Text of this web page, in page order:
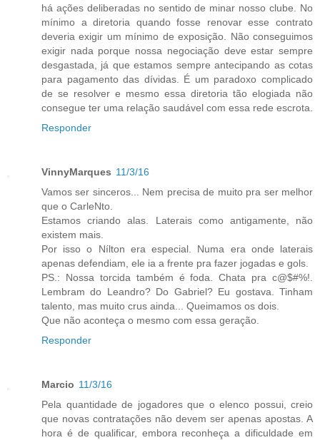
há ações deliberadas no sentido de minar nosso clube. No
mínimo a diretoria quando fosse renovar esse contrato
deveria exigir um mínimo de exposição. Não conseguimos
exigir nada porque nossa negociação deve estar sempre
desgastada, já que estamos sempre antecipando as cotas
para pagamento das dívidas. É um paradoxo complicado
de se resolver e mesmo essa diretoria tão elogiada não
consegue ter uma relação saudável com essa rede escrota.
Responder
VinnyMarques 11/3/16
Vamos ser sinceros... Nem precisa de muito pra ser melhor
que o CarleNto.
Estamos criando alas. Laterais como antigamente, não
existem mais.
Por isso o Nílton era especial. Numa era onde laterais
apenas defendiam, ele ia a frente pra fazer jogadas e gols.
PS.: Nossa torcida também é foda. Chata pra c@$#%!.
Lembram do Leandro? Do Gabriel? Eu gostava. Tinham
talento, mas muito crus ainda... Queimamos os dois.
Que não aconteça o mesmo com essa geração.
Responder
Marcio 11/3/16
Pela quantidade de jogadores que o elenco possui, creio
que novas contratações não devem ser apenas apostas. A
hora é de qualificar, embora reconheça a dificuldade em